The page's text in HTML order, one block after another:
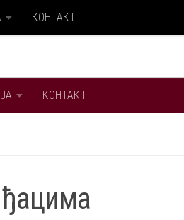
КОНТАКТ
КОНТАКТ